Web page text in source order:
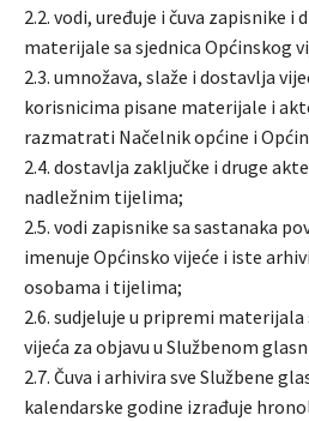
2.2. vodi, uređuje i čuva zapisnike i
materijale sa sjednica Općinskog
2.3. umnožava, slaže i dostavlja
korisnicima pisane materijale i
razmatrati Načelnik općine i
2.4. dostavlja zaključke i druge
nadležnim tijelima;
2.5. vodi zapisnike sa sastanaka
imenuje Općinsko vijeće i iste
osobama i tijelima;
2.6. sudjeluje u pripremi materijala
vijeća za objavu u Službenom
2.7. Čuva i arhivira sve Službene
kalendarske godine izrađuje